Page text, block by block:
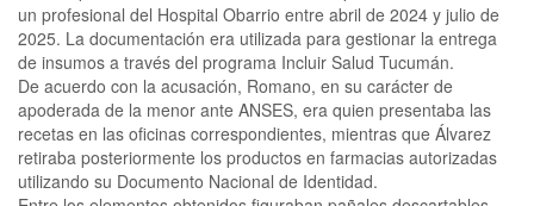
un profesional del Hospital Obarrio entre abril de 2024 y julio de
2025. La documentación era utilizada para gestionar la entrega
de insumos a través del programa Incluir Salud Tucumán.
De acuerdo con la acusación, Romano, en su carácter de
apoderada de la menor ante ANSES, era quien presentaba las
recetas en las oficinas correspondientes, mientras que Álvarez
retiraba posteriormente los productos en farmacias autorizadas
utilizando su Documento Nacional de Identidad.